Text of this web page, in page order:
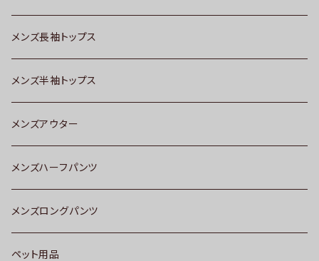
メンズ長袖トップス
メンズ半袖トップス
メンズアウター
メンズハーフパンツ
メンズロングパンツ
ペット用品